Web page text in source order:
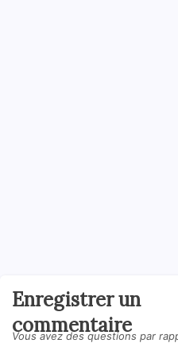
Enregistrer un
commentaire
Vous avez des questions par